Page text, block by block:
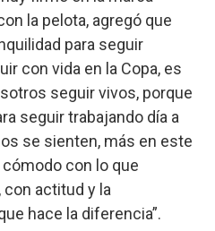
la pelota, agregó que
para seguir
con vida en la Copa, es
seguir vivos, porque
seguir trabajando día a
se sienten, más en este
con lo que
actitud y la
hace la diferencia”.